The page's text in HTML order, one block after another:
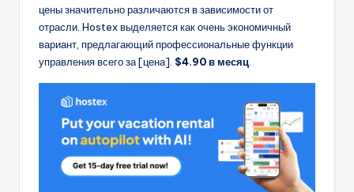
цены значительно различаются в зависимости от
отрасли. Hostex выделяется как очень экономичный
вариант, предлагающий профессиональные функции
управления всего за [цена]. $4.90 в месяц